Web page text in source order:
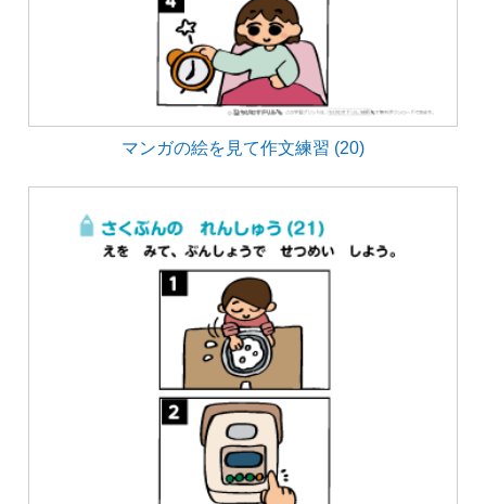
マンガの絵を見て作文練習 (20)